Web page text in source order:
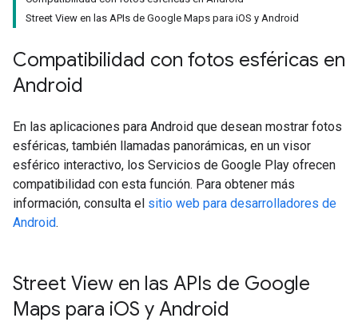
Street View en las APIs de Google Maps para iOS y Android
Compatibilidad con fotos esféricas en
Android
En las aplicaciones para Android que desean mostrar fotos
esféricas, también llamadas panorámicas, en un visor
esférico interactivo, los Servicios de Google Play ofrecen
compatibilidad con esta función. Para obtener más
información, consulta el sitio web para desarrolladores de
Android.
Street View en las APIs de Google
Maps para iOS y Android